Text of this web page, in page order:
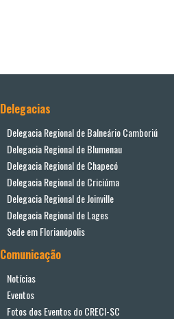
Delegacias
Delegacia Regional de Balneário Camboriú
Delegacia Regional de Blumenau
Delegacia Regional de Chapecó
Delegacia Regional de Criciúma
Delegacia Regional de Joinville
Delegacia Regional de Lages
Sede em Florianópolis
Comunicação
Notícias
Eventos
Fotos dos Eventos do CRECI-SC